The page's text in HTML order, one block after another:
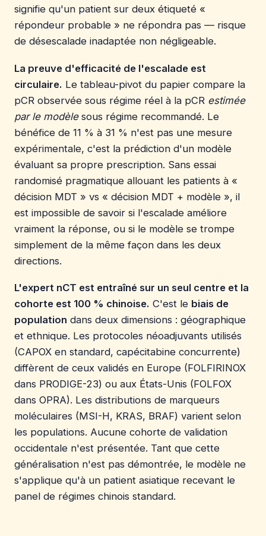
signifie qu'un patient sur deux étiqueté «
répondeur probable » ne répondra pas — risque
de désescalade inadaptée non négligeable.
La preuve d'efficacité de l'escalade est
circulaire. Le tableau-pivot du papier compare la
pCR observée sous régime réel à la pCR estimée
par le modèlesous régime recommandé. Le
bénéfice de 11 % à 31 % n'est pas une mesure
expérimentale, c'est la prédiction d'un modèle
évaluant sa propre prescription. Sans essai
randomisé pragmatique allouant les patients à «
décision MDT » vs « décision MDT + modèle », il
est impossible de savoir si l'escalade améliore
vraiment la réponse, ou si le modèle se trompe
simplement de la même façon dans les deux
directions.
L'expert nCT est entraîné sur un seul centre et la
cohorte est 100 % chinoise. C'est le biais de
population dans deux dimensions : géographique
et ethnique. Les protocoles néoadjuvants utilisés
(CAPOX en standard, capécitabine concurrente)
diffèrent de ceux validés en Europe (FOLFIRINOX
dans PRODIGE-23) ou aux États-Unis (FOLFOX
dans OPRA). Les distributions de marqueurs
moléculaires (MSI-H, KRAS, BRAF) varient selon
les populations. Aucune cohorte de validation
occidentale n'est présentée. Tant que cette
généralisation n'est pas démontrée, le modèle ne
s'applique qu'à un patient asiatique recevant le
panel de régimes chinois standard.